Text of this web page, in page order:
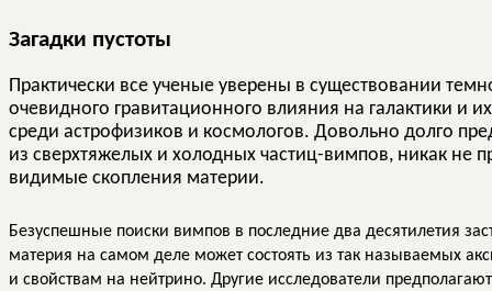
Загадки пустоты
Практически все ученые уверены в существовании
очевидного гравитационного влияния на галактики и
среди астрофизиков и космологов. Довольно долго
из сверхтяжелых и холодных частиц-вимпов, никак не
видимые скопления материи.
Безуспешные поиски вимпов в последние два десятилетия
материя на самом деле может состоять из так называемых
и свойствам на нейтрино. Другие исследователи